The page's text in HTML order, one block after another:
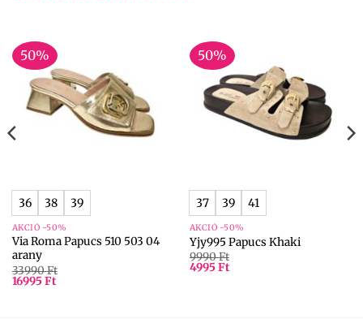
50%
36 38 39
AKCIÓ -50%
Via Roma Papucs 510 503 04
arany
33990Ft
16995Ft
50%
37 39 41
AKCIÓ -50%
Yjy995 Papucs Khaki
9990Ft
4995Ft